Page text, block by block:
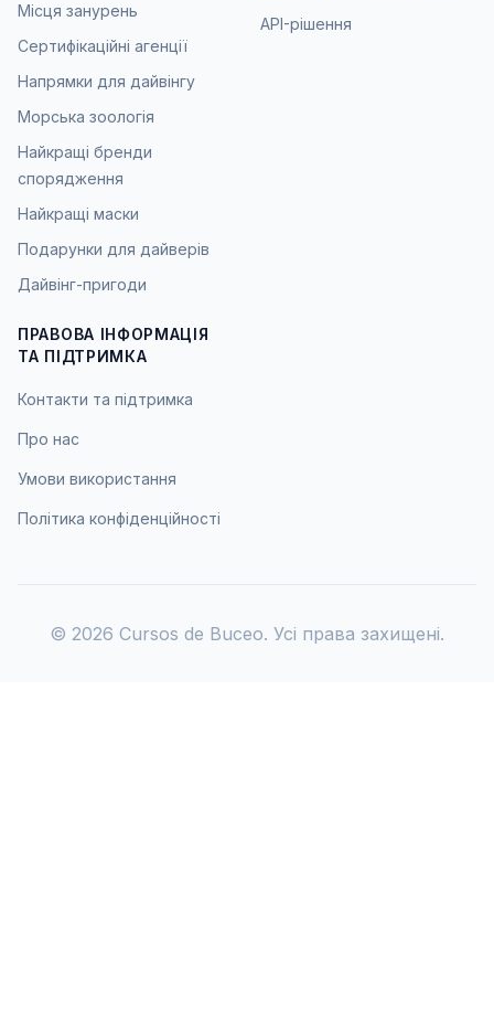
Місця занурень
Сертифікаційні агенції
Напрямки для дайвінгу
Морська зоологія
Найкращі бренди
спорядження
Найкращі маски
Подарунки для дайверів
Дайвінг-пригоди
API-рішення
ПРАВОВА ІНФОРМАЦІЯ
ТА ПІДТРИМКА
Контакти та підтримка
Про нас
Умови використання
Політика конфіденційності
© 2026 Cursos de Buceo. Усі права захищені.